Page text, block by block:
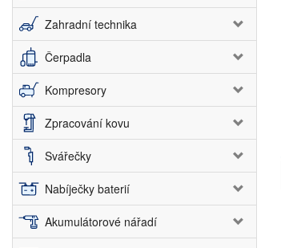
Zahradní technika
Čerpadla
Kompresory
Zpracování kovu
Svářečky
Nabíječky baterií
Akumulátorové nářadí